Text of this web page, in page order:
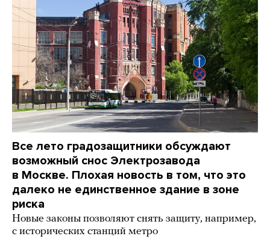
Все лето градозащитники обсуждают
возможный снос Электрозавода
в Москве. Плохая новость в том, что это
далеко не единственное здание в зоне
риска
Новые законы позволяют снять защиту, например,
с исторических станций метро